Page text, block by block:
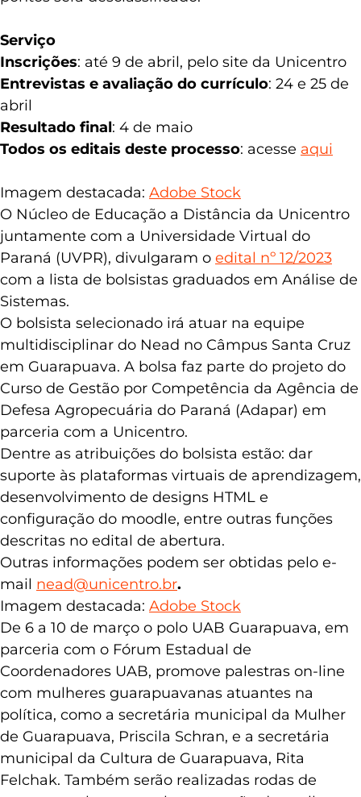
que não obtiver nota final igual ou superior a 60
Serviço
Inscrições: até 9 de abril, pelo site da Unicentro
Entrevistas e avaliação do currículo
abril
Resultado final: 4 de maio
Imagem destacada:Adobe Stock
O Núcleo de Educação a Distância da Unicentro
juntamente com a Universidade Virtual do
Paraná (UVPR), divulgaram oedital nº 12/2023
com a lista de bolsistas graduados em Análise de
Sistemas.
O bolsista selecionado irá atuar na equipe
multidisciplinar do Nead no Câmpus Santa Cruz
em Guarapuava. A bolsa faz parte do projeto do
Curso de Gestão por Competência da Agência de
Defesa Agropecuária do Paraná (Adapar) em
parceria com a Unicentro.
Dentre as atribuições do bolsista estão: dar
suporte às plataformas virtuais de aprendizagem,
desenvolvimento de designs HTML e
configuração do moodle, entre outras funções
descritas no edital de abertura.
Outras informações podem ser obtidas pelo e-
mailnead@unicentro.br.
Imagem destacada:Adobe Stock
De 6 a 10 de março o polo UAB Guarapuava, em
parceria com o Fórum Estadual de
Coordenadores UAB, promove palestras on-line
com mulheres guarapuavanas atuantes na
política, como a secretária municipal da Mulher
de Guarapuava, Priscila Schran, e a secretária
municipal da Cultura de Guarapuava, Rita